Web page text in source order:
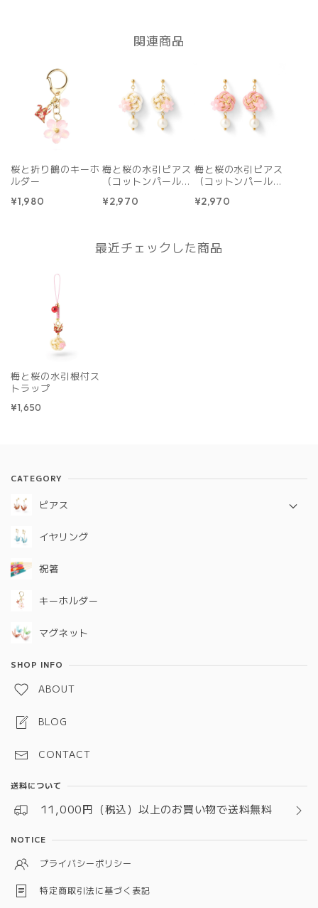
関連商品
桜と折り鶴のキーホ
ルダー
¥1,980
梅と桜の水引ピアス
（コットンパール）
¥2,970
梅と桜の水引ピアス
（コットンパール）
¥2,970
最近チェックした商品
梅と桜の水引根付ス
トラップ
¥1,650
CATEGORY
ピアス
定番シリーズ
イヤリング
祝箸
キーホルダー
マグネット
SHOP INFO
ABOUT
BLOG
CONTACT
送料について
11,000円（税込）以上のお買い物で送料無料
NOTICE
プライバシーポリシー
特定商取引法に基づく表記